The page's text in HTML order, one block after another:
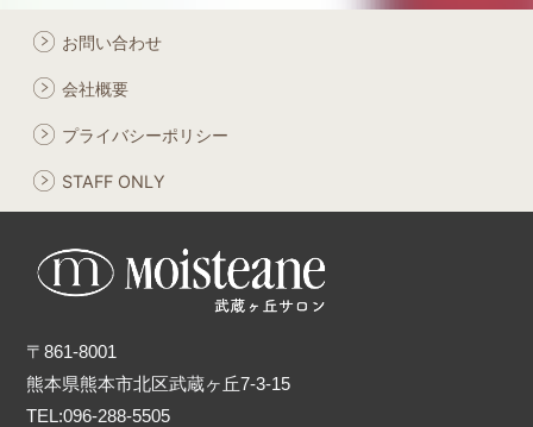
お問い合わせ
会社概要
プライバシーポリシー
STAFF ONLY
〒861-8001
熊本県熊本市北区武蔵ヶ丘7-3-15
TEL:096-288-5505